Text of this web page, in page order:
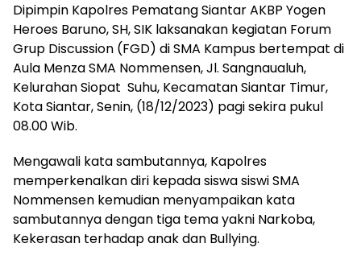
Dipimpin Kapolres Pematang Siantar AKBP Yogen
Heroes Baruno, SH, SIK laksanakan kegiatan Forum
Grup Discussion (FGD) di SMA Kampus bertempat di
Aula Menza SMA Nommensen, Jl. Sangnaualuh,
Kelurahan Siopat Suhu, Kecamatan Siantar Timur,
Kota Siantar, Senin, (18/12/2023) pagi sekira pukul
08.00 Wib.
Mengawali kata sambutannya, Kapolres
memperkenalkan diri kepada siswa siswi SMA
Nommensen kemudian menyampaikan kata
sambutannya dengan tiga tema yakni Narkoba,
Kekerasan terhadap anak dan Bullying.